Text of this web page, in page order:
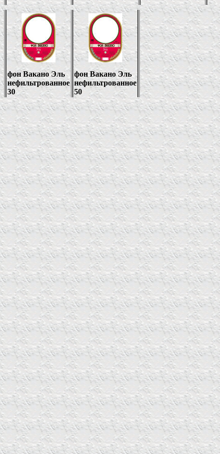
фон Вакано Эль
нефильтрованное
30
фон Вакано Эль
нефильтрованное
50